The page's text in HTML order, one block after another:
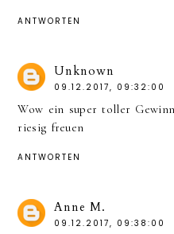
ANTWORTEN
Unknown
09.12.2017, 09:32:00
Wow ein super toller
riesig freuen
ANTWORTEN
Anne M.
09.12.2017, 09:38:00